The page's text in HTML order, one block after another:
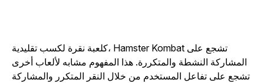
كلعبة نقرة لكسب تقليدية،Hamster Kombatتشجع على
المشاركة النشطة والمتكررة. هذا المفهوم مشابه لألعاب أخرى
تشجع على تفاعل المستخدم من خلال النقر المتكرر والمشاركة